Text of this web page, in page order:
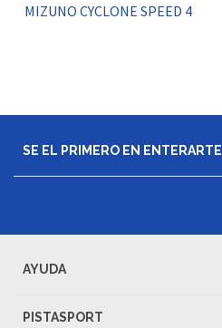
MIZUNO CYCLONE SPEED 4
SE EL PRIMERO EN ENTERARTE
AYUDA
PISTASPORT